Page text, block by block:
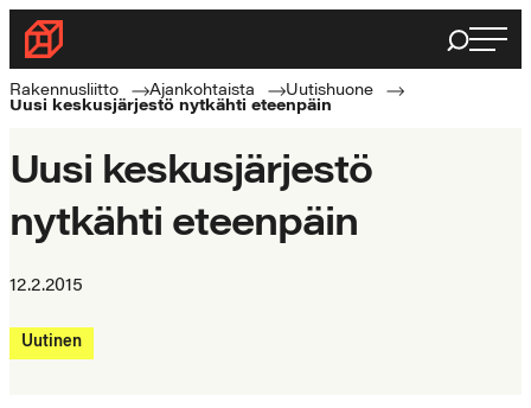
Siirry
suoraan
sisältöön
Rakennusliitto
Rakennusalan
ammattilaisten
Haku
Rakennusliitto Ajankohtaista
Uutishuone
Uusi keskusjärjestö nytkähti eteenpäin
Uusi keskusjärjestö
nytkähti eteenpäin
12.2.2015
Uutinen